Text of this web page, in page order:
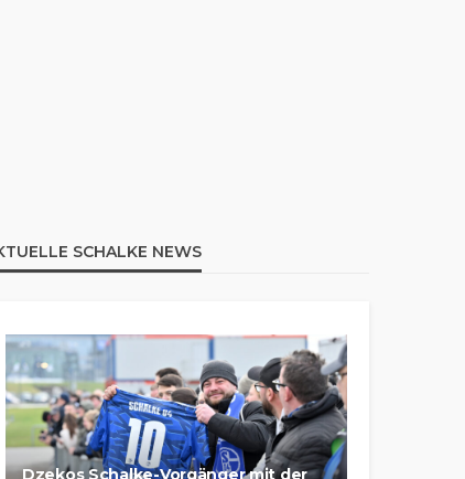
SCHALKE NEWS
Dzekos Schalke-Vorgänger mit der